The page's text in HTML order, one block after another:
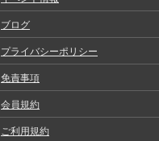
ブログ
プライバシーポリシー
免責事項
会員規約
ご利用規約